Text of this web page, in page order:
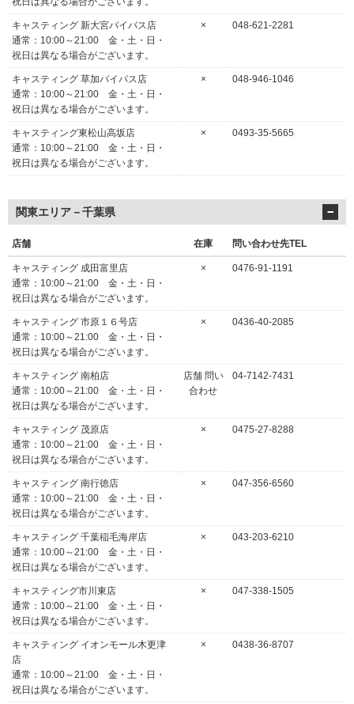
キャスティング 新大宮バイパス店
通常：10:00～21:00 金・土・日・
祝日は異なる場合がございます。
× 048-621-2281
キャスティング 草加バイパス店
通常：10:00～21:00 金・土・日・
祝日は異なる場合がございます。
× 048-946-1046
キャスティング東松山高坂店
通常：10:00～21:00 金・土・日・
祝日は異なる場合がございます。
× 0493-35-5665
関東エリア－千葉県
店舗 在庫 問い合わせ先TEL
キャスティング 成田富里店
通常：10:00～21:00 金・土・日・
祝日は異なる場合がございます。
× 0476-91-1191
キャスティング 市原１６号店
通常：10:00～21:00 金・土・日・
祝日は異なる場合がございます。
× 0436-40-2085
キャスティング 南柏店
通常：10:00～21:00 金・土・日・
祝日は異なる場合がございます。
店舗 問い
合わせ
04-7142-7431
キャスティング 茂原店
通常：10:00～21:00 金・土・日・
祝日は異なる場合がございます。
× 0475-27-8288
キャスティング 南行徳店
通常：10:00～21:00 金・土・日・
祝日は異なる場合がございます。
× 047-356-6560
キャスティング 千葉稲毛海岸店
通常：10:00～21:00 金・土・日・
祝日は異なる場合がございます。
× 043-203-6210
キャスティング市川東店
通常：10:00～21:00 金・土・日・
祝日は異なる場合がございます。
× 047-338-1505
キャスティング イオンモール木更津
店
通常：10:00～21:00 金・土・日・
祝日は異なる場合がございます。
× 0438-36-8707